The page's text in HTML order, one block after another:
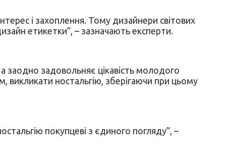
і захоплення. Тому дизайнери світових
етикетки”, – зазначають експерти.
задовольняє цікавість молодого
викликати ностальгію, зберігаючи при цьому
покупцеві з єдиного погляду”, –